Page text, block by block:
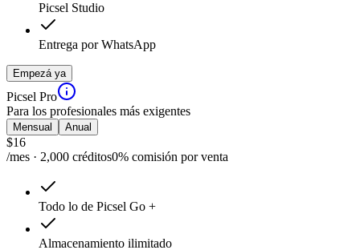
Picsel Studio
Entrega por WhatsApp
Empezá ya
Picsel Pro
Para los profesionales más exigentes
Mensual Anual
$16
/mes · 2,000 créditos0% comisión por venta
Todo lo de Picsel Go +
Almacenamiento ilimitado